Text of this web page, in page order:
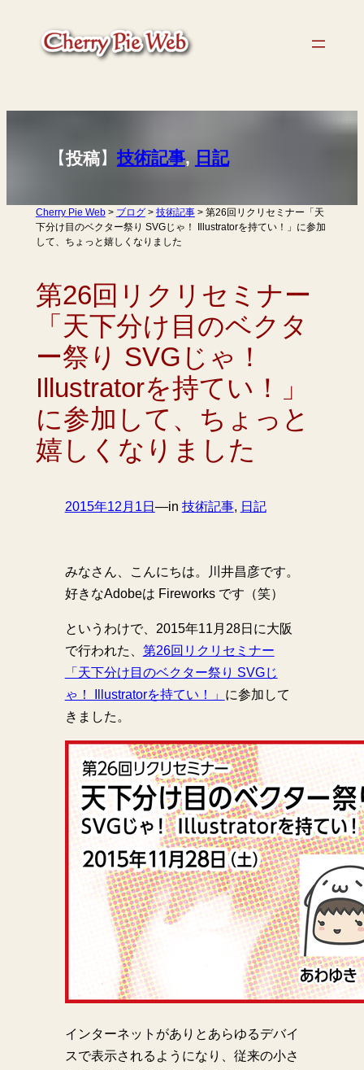
ッ
【投稿】 技術記事, 日記
Cherry Pie Web> ブログ> 技術記事> 第26回リクリセミナー「天
下分け目のベクター祭り SVGじゃ！ Illustratorを持てい！」に参加
して、ちょっと嬉しくなりました
第26回リクリセミナー
「天下分け目のベクタ
ー祭り SVGじゃ！
Illustratorを持てい！」
に参加して、ちょっと
嬉しくなりました
2015年12月1日 —in 技術記事, 日記
みなさん、こんにちは。川井昌彦です。
好きなAdobeは Fireworks です（笑）
というわけで、2015年11月28日に大阪
で行われた、 第26回リクリセミナー
「天下分け目のベクター祭り SVGじ
ゃ！ Illustratorを持てい！」 に参加して
きました。
インターネットがありとあらゆるデバイ
スで表示されるようになり、従来の小さ